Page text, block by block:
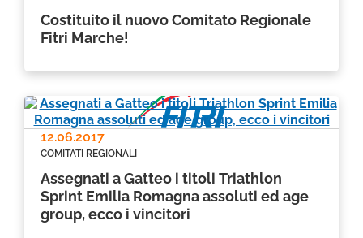
Costituito il nuovo Comitato Regionale
Fitri Marche!
12.06.2017
COMITATI REGIONALI
Assegnati a Gatteo i titoli Triathlon
Sprint Emilia Romagna assoluti ed age
group, ecco i vincitori